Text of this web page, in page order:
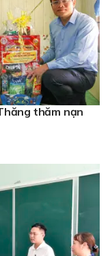
thăm nạn